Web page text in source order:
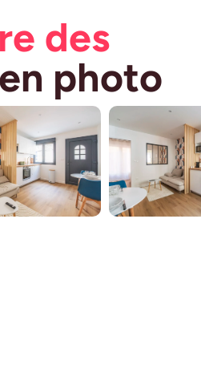
des
photo